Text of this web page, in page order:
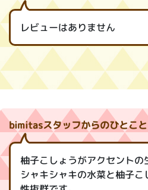
レビューはありません
bimitasスタッフからのひとこと
柚子こしょうがアクセント
シャキシャキの水菜と柚子